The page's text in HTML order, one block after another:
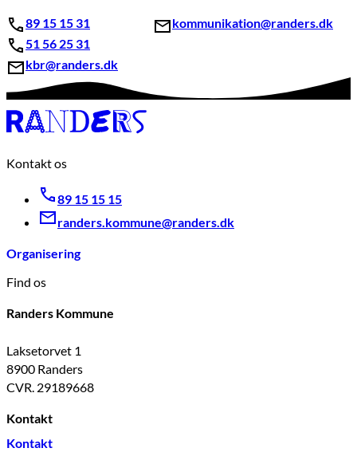
89 15 15 31
51 56 25 31
kbr@randers.dk
kommunikation@randers.dk
Kontakt os
89 15 15 15
randers.kommune@randers.dk
Organisering
Find os
Randers Kommune
Laksetorvet 1
8900 Randers
CVR. 29189668
Kontakt
Kontakt